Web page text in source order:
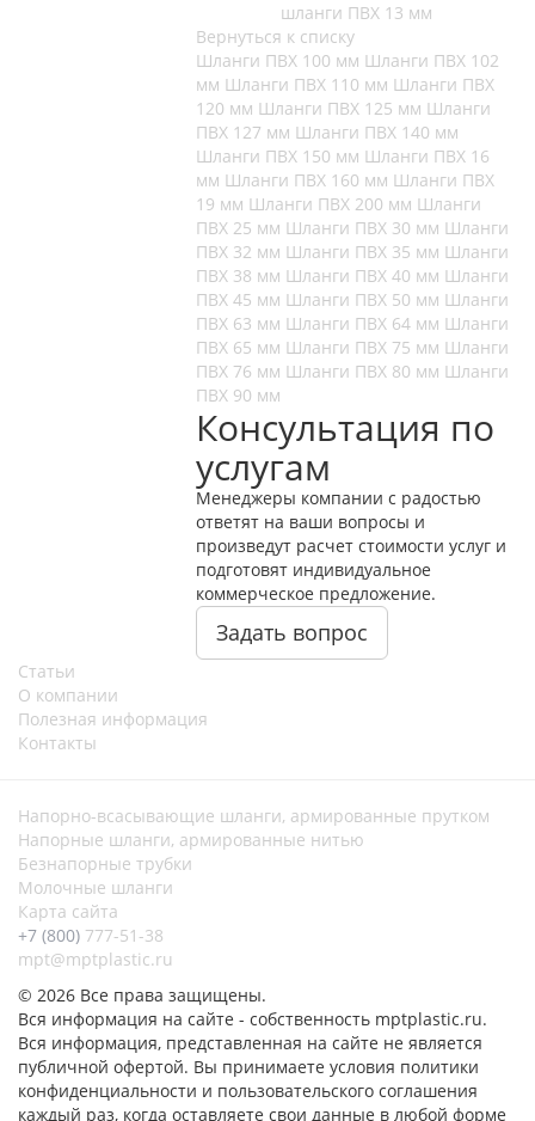
шланги ПВХ 13 мм
Вернуться к списку
Шланги ПВХ 100 мм Шланги ПВХ 102
мм Шланги ПВХ 110 мм Шланги ПВХ
120 мм Шланги ПВХ 125 мм Шланги
ПВХ 127 мм Шланги ПВХ 140 мм
Шланги ПВХ 150 мм Шланги ПВХ 16
мм Шланги ПВХ 160 мм Шланги ПВХ
19 мм Шланги ПВХ 200 мм Шланги
ПВХ 25 мм Шланги ПВХ 30 мм Шланги
ПВХ 32 мм Шланги ПВХ 35 мм Шланги
ПВХ 38 мм Шланги ПВХ 40 мм Шланги
ПВХ 45 мм Шланги ПВХ 50 мм Шланги
ПВХ 63 мм Шланги ПВХ 64 мм Шланги
ПВХ 65 мм Шланги ПВХ 75 мм Шланги
ПВХ 76 мм Шланги ПВХ 80 мм Шланги
ПВХ 90 мм
Консультация по
услугам
Менеджеры компании с радостью
ответят на ваши вопросы и
произведут расчет стоимости услуг и
подготовят индивидуальное
коммерческое предложение.
Задать вопрос
Статьи
О компании
Полезная информация
Контакты
Напорно-всасывающие шланги, армированные прутком
Напорные шланги, армированные нитью
Безнапорные трубки
Молочные шланги
Карта сайта
+7 (800) 777-51-38
mpt@mptplastic.ru
© 2026 Все права защищены.
Вся информация на сайте - собственность mptplastic.ru.
Вся информация, представленная на сайте не является
публичной офертой. Вы принимаете условия политики
конфиденциальности и пользовательского соглашения
каждый раз, когда оставляете свои данные в любой форме